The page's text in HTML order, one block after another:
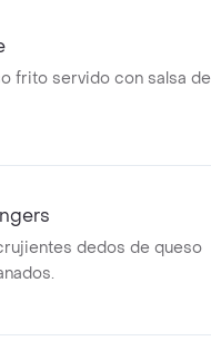
frito servido con salsa de
dedos de queso